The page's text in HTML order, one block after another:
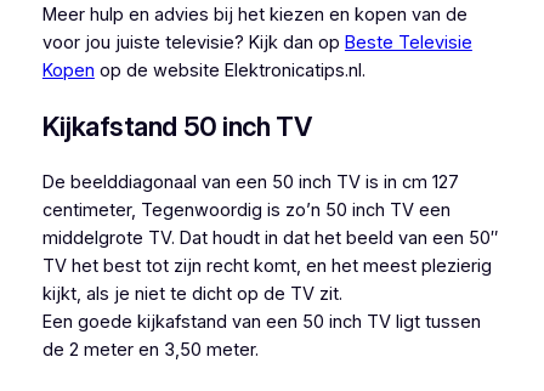
Meer hulp en advies bij het kiezen en kopen van de
voor jou juiste televisie? Kijk dan op Beste Televisie
Kopen op de website Elektronicatips.nl.
Kijkafstand 50 inch TV
De beelddiagonaal van een 50 inch TV is in cm 127
centimeter, Tegenwoordig is zo’n 50 inch TV een
middelgrote TV. Dat houdt in dat het beeld van een 50″
TV het best tot zijn recht komt, en het meest plezierig
kijkt, als je niet te dicht op de TV zit.
Een goede kijkafstand van een 50 inch TV ligt tussen
de 2 meter en 3,50 meter.